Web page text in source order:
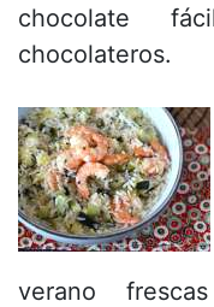
chocolate
chocolateros.
verano